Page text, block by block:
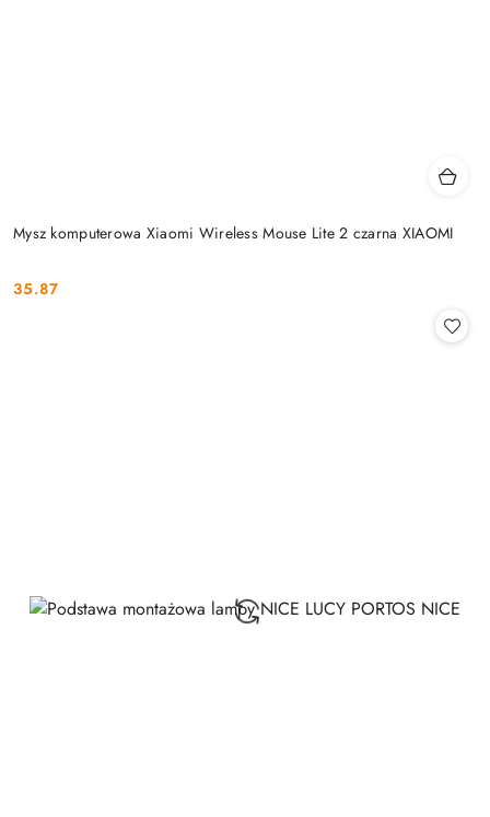
Mysz komputerowa Xiaomi Wireless Mouse Lite 2 czarna XIAOMI
Cena:
35.87